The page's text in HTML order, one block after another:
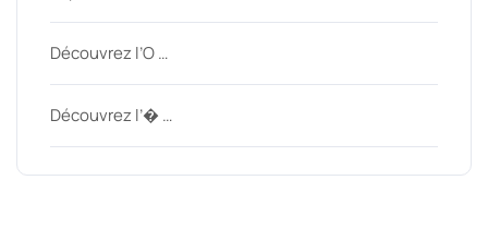
Découvrez l’O …
Découvrez l’� …